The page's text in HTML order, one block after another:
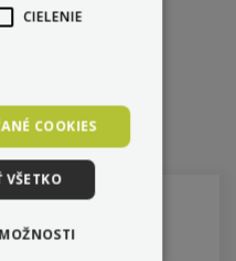
CIELENIE
COOKIES
VŠETKO